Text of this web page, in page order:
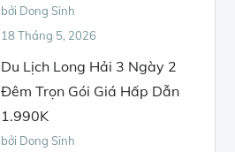
bởi Dong Sinh
18 Tháng 5, 2026
Du Lịch Long Hải 3 Ngày 2
Đêm Trọn Gói Giá Hấp Dẫn
1.990K
bởi Dong Sinh